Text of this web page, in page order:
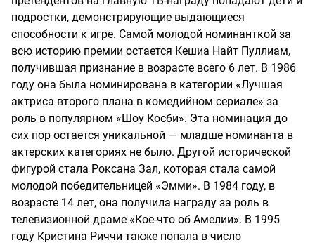
подростки, демонстрирующие выдающиеся
способности к игре. Самой молодой номинанткой за
всю историю премии остается Кешиа Найт Пуллиам,
получившая признание в возрасте всего 6 лет. В 1986
году она была номинирована в категории «Лучшая
актриса второго плана в комедийном сериале» за
роль в популярном «Шоу Косби». Эта номинация до
сих пор остается уникальной — младше номинанта в
актерских категориях не было. Другой исторической
фигурой стала Роксана Зал, которая стала самой
молодой победительницей «Эмми». В 1984 году, в
возрасте 14 лет, она получила награду за роль в
телевизионной драме «Кое-что об Амелии». В 1995
году Кристина Риччи также попала в число